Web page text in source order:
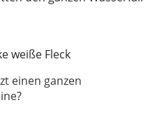
weiße Fleck
einen ganzen